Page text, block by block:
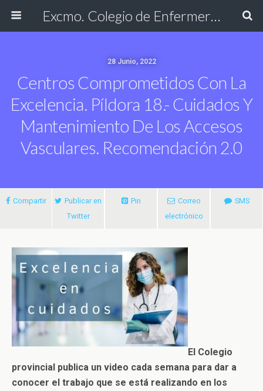
Excmo. Colegio de Enfermería de Cádiz
28 Junio, 2022
Centros Comprometidos Con La
Excelencia. Píldora 18.- Cuidados Y
Mantenimiento De Los Accesos
Vasculares. Recomendación 2.0
Compartir
Publicar en
Twitter
Pin
Correo
electrónico
SMS
El Colegio
provincial publica un video cada semana para dar a
conocer el trabajo que se está realizando en los